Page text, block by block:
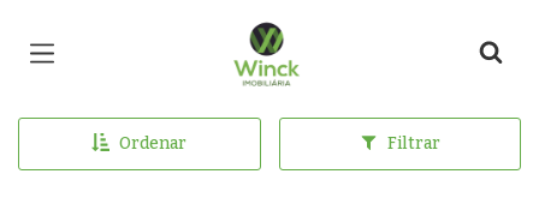
Página inicial
Ordenar Filtrar